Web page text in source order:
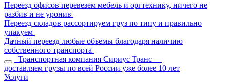
Переезд офисов перевезем мебель и оргтехнику, ничего не
разбив и не уронив
Переезд складов рассортируем груз по типу и правильно
упакуем
Дачный переезд любые объемы благодаря наличию
собственного транспорта
Транспортная компания Сириус Транс —
доставляем грузы по всей России уже более 10 лет
Услуги